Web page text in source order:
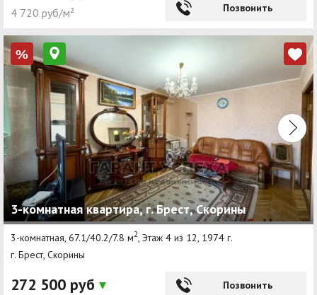
4 720 руб/м² Позвонить
%
3-комнатная квартира, г. Брест, Скорины
3-комнатная, 67.1/40.2/7.8 м2 , Этаж 4 из 12, 1974 г.
г. Брест, Скорины
272 500 руб Позвонить